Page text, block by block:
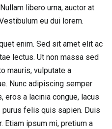
libero urna, auctor at
eu dui lorem.
enim. Sed sit amet elit ac
lectus. Ut non massa sed
mauris, vulputate a
Nunc adipiscing semper
eros a lacinia congue, lacus
felis quis sapien. Duis
Etiam ipsum mi, pretium a